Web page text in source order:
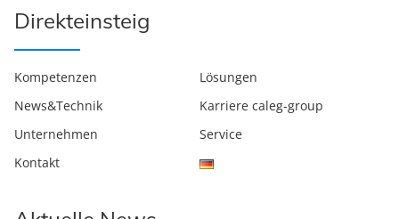
Direkteinsteig
Kompetenzen
Lösungen
News&Technik
Karriere caleg-group
Unternehmen
Service
Kontakt